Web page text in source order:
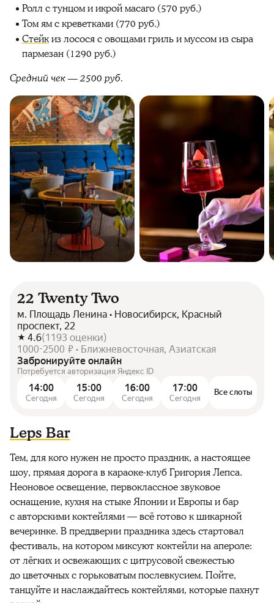
Ролл с тунцом и икрой масаго (570 руб.)
Том ям с креветками (770 руб.)
Стейкиз лосося с овощами гриль и муссом из сыра
пармезан (1290 руб.)
Средний чек — 2500 руб.
22 Twenty Two
м. Площадь Ленина • Новосибирск, Красный
проспект, 22
4.6(1193 оценки)
1000-2500 ₽ • Ближневосточная, Азиатская
Забронируйте онлайн
Потребуется авторизация Яндекс ID
14:00
Сегодня
15:00
Сегодня
16:00
Сегодня
17:00
Сегодня
Все слоты
Leps Bar
Тем, для кого нужен не просто праздник, а настоящее
шоу, прямая дорога в караоке-клуб Григория Лепса.
Неоновое освещение, первоклассное звуковое
оснащение, кухня на стыке Японии и Европы и бар
с авторскими коктейлями — всё готово к шикарной
вечеринке. В преддверии праздника здесь стартовал
фестиваль, на котором миксуют коктейли на апероле:
от лёгких и освежающих с цитрусовой свежестью
до цветочных с горьковатым послевкусием. Пойте,
танцуйте и наслаждайтесь коктейлями, которые пахнут